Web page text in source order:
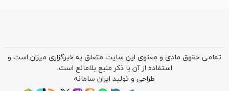
تمامی حقوق مادی و معنوی این سایت متعلق به خبرگزاری میزان است و
استفاده از آن با ذکر منبع بلامانع است.
طراحی و تولید ایران سامانه